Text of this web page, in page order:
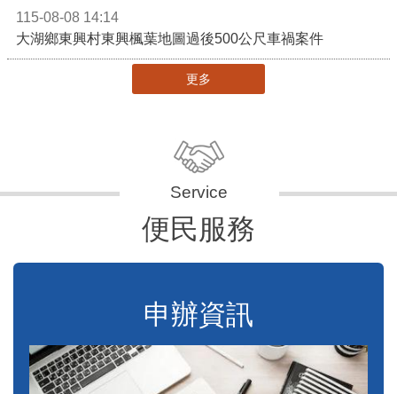
115-08-08 14:14
大湖鄉東興村東興楓葉地圖過後500公尺車禍案件
更多
便民服務
申辦資訊